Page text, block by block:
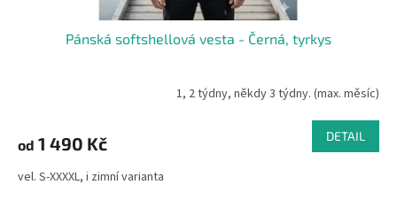
Pánská softshellová vesta - Černá, tyrkys
1, 2 týdny, někdy 3 týdny. (max. měsíc)
od 1 490 Kč DETAIL
vel. S-XXXXL, i zimní varianta